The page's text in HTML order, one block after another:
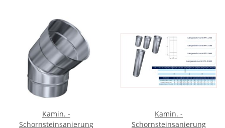
Kamin. -
Schornsteinsanierung
Kamin. -
Schornsteinsanierung